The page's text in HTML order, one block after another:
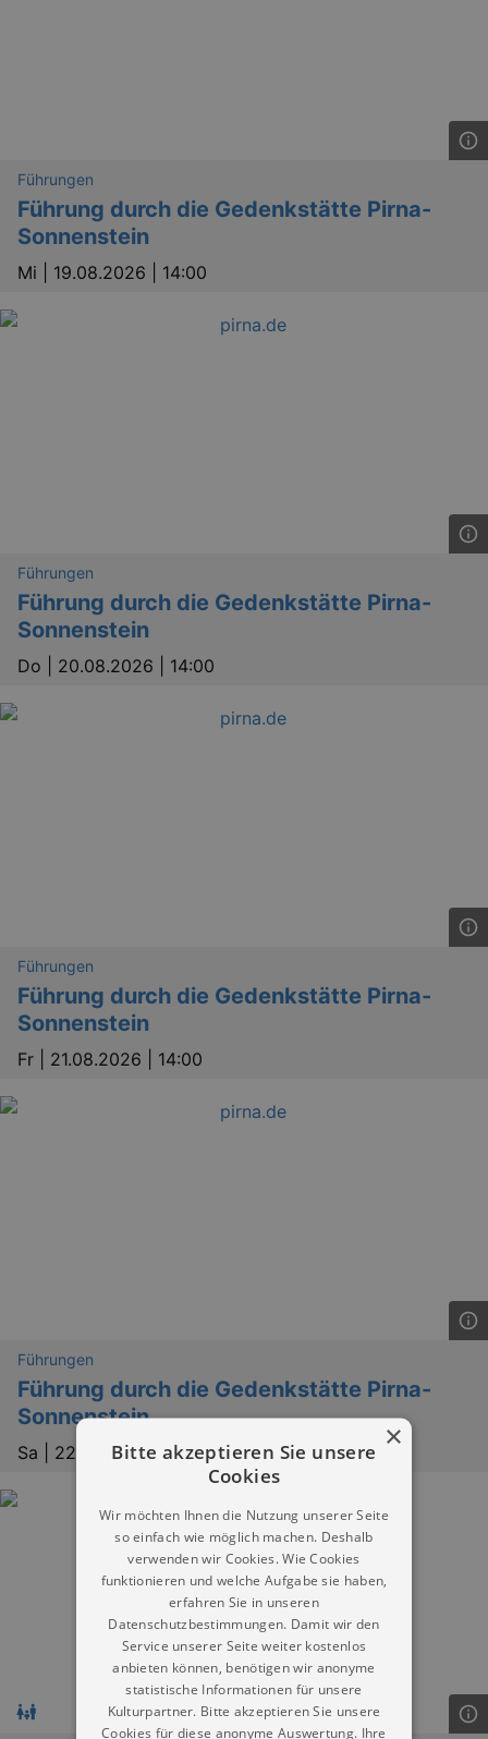
Führungen
Führung durch die Gedenkstätte Pirna-
Sonnenstein
Mi | 19.08.2026 | 14:00
Führungen
Führung durch die Gedenkstätte Pirna-
Sonnenstein
Do | 20.08.2026 | 14:00
Führungen
Führung durch die Gedenkstätte Pirna-
Sonnenstein
Fr | 21.08.2026 | 14:00
Führungen
Führung durch die Gedenkstätte Pirna-
Sonnenstein
Sa | 22.08.2026 | 14:00 ×
Bitte akzeptieren Sie unsere
Cookies
Wir möchten Ihnen die Nutzung unserer Seite
so einfach wie möglich machen. Deshalb
verwenden wir Cookies. Wie Cookies
funktionieren und welche Aufgabe sie haben,
erfahren Sie in unseren
Datenschutzbestimmungen. Damit wir den
Service unserer Seite weiter kostenlos
anbieten können, benötigen wir anonyme
statistische Informationen für unsere
Kulturpartner. Bitte akzeptieren Sie unsere
Cookies für diese anonyme Auswertung. Ihre